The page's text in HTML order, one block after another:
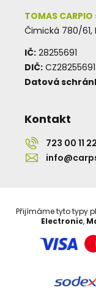
TOMAS
Čimická 780/61,
IČ: 28255691
DIČ: CZ28255691
Datová
Kontakt
723 00 11 22
Přijímáme tyto typy
Electronic,